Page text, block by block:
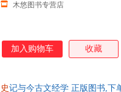
木悠图书专营店
加入购物车 收藏
史记与今古文经学 正版图书,下